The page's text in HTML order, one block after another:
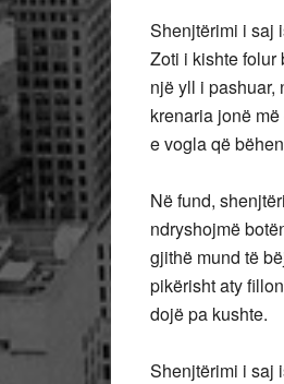
Shenjtërimi i saj
Zoti i kishte folur
një yll i pashuar,
krenaria jonë
e vogla që
Në fund,
ndryshojmë
gjithë mund të
pikërisht aty
dojë pa kushte.
Shenjtërimi i saj